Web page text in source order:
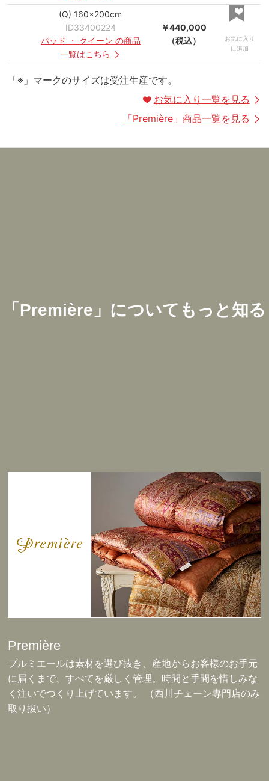
(Q) 160×200cm
ID33400224
パッド
・ クイーン の商品
一覧はこちら
￥440,000
（税込）
お気に入り
に追加
「※」マークのサイズは受注生産です。
お気に入り一覧を見る
「Première」商品一覧を見る
「 Première 」についてもっと知る
Première
プルミエールは素材を選び抜き、産地からお客様のお手元
に届くまで、すべてを厳しく管理。時間と手間を惜しみな
く注いでつくり上げています。 （西川チェーン専門店のみ
取り扱い）